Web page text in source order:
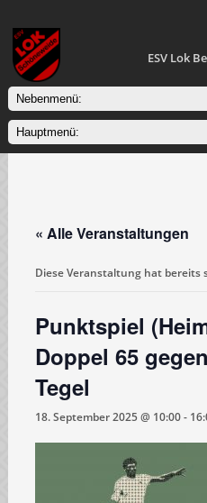
ESV Lok
« Alle Veranstaltungen
Diese Veranstaltung hat bereits
Punktspiel
Doppel 65
Tegel
18. September 2025 @ 10:00-